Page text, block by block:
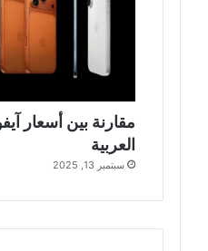
العربية
سبتمبر 13, 2025